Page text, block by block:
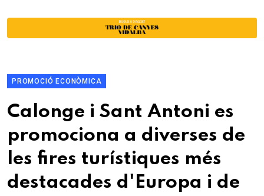
PROMOCIÓ ECONÒMICA
Calonge i Sant Antoni es
promociona a diverses de
les fires turístiques més
destacades d'Europa i de